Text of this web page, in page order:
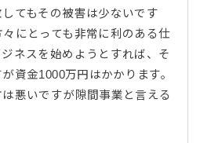
てもその被害は少ないです
にとっても非常に利のある仕
ネスを始めようとすれば、そ
資金1000万円はかかります。
悪いですが隙間事業と言える